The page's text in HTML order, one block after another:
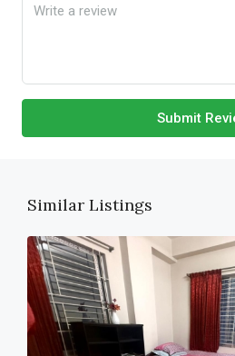
Submit
Similar Listings